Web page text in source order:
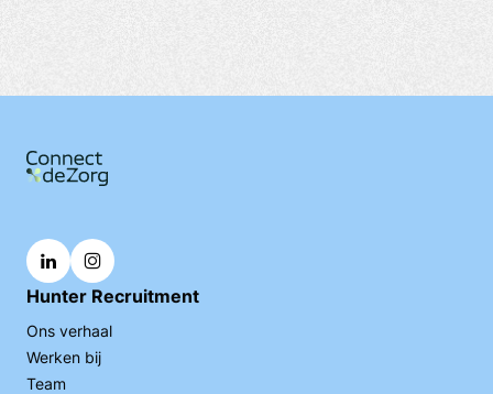
Hunter Recruitment
Ons verhaal
Werken bij
Team